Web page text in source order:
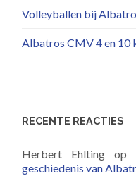
Volleyballen bij
Albatros CMV 4 en 10
RECENTE REACTIES
Herbert Ehlting op
geschiedenis van